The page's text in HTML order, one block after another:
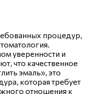
процедур,
уверенности и
что качественное
эмаль», это
которая требует
отношения к